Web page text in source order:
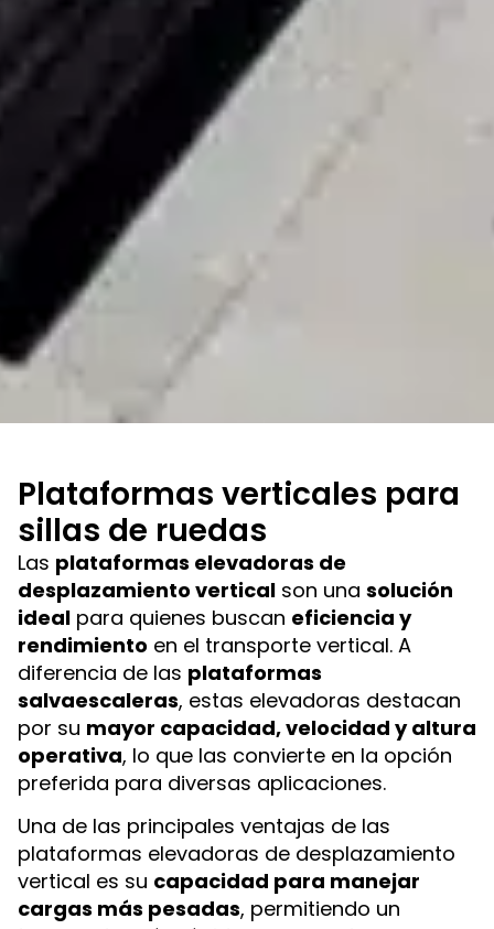
Plataformas verticales para
sillas de ruedas
Las plataformas elevadoras de
desplazamiento vertical son una solución
ideal para quienes buscan eficiencia y
rendimiento en el transporte vertical. A
diferencia de las plataformas
salvaescaleras, estas elevadoras destacan
por su mayor capacidad, velocidad y altura
operativa, lo que las convierte en la opción
preferida para diversas aplicaciones.
Una de las principales ventajas de las
plataformas elevadoras de desplazamiento
vertical es su capacidad para manejar
cargas más pesadas, permitiendo un